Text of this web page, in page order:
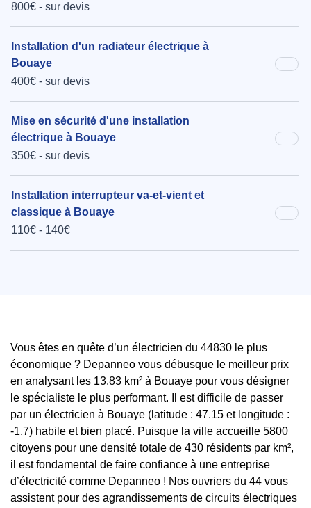
800€ - sur devis
Installation d'un radiateur électrique à
Bouaye
400€ - sur devis
Mise en sécurité d'une installation
électrique à Bouaye
350€ - sur devis
Installation interrupteur va-et-vient et
classique à Bouaye
110€ - 140€
Vous êtes en quête d’un électricien du 44830 le plus
économique ? Depanneo vous débusque le meilleur prix
en analysant les 13.83 km² à Bouaye pour vous désigner
le spécialiste le plus performant. Il est difficile de passer
par un électricien à Bouaye (latitude : 47.15 et longitude :
-1.7) habile et bien placé. Puisque la ville accueille 5800
citoyens pour une densité totale de 430 résidents par km²,
il est fondamental de faire confiance à une entreprise
d’électricité comme Depanneo ! Nos ouvriers du 44 vous
assistent pour des agrandissements de circuits électriques